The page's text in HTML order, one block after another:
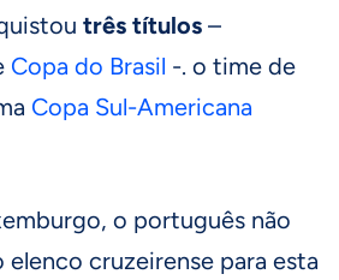
três títulos –
Copa do Brasil -. o time de
Copa Sul-Americana
o português não
cruzeirense para esta